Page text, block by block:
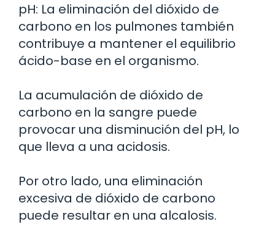
pH: La eliminación del dióxido de
carbono en los pulmones también
contribuye a mantener el equilibrio
ácido-base en el organismo.
La acumulación de dióxido de
carbono en la sangre puede
provocar una disminución del pH, lo
que lleva a una acidosis.
Por otro lado, una eliminación
excesiva de dióxido de carbono
puede resultar en una alcalosis.